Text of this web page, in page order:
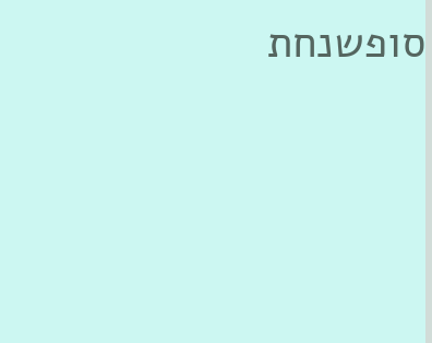
סופשנחת